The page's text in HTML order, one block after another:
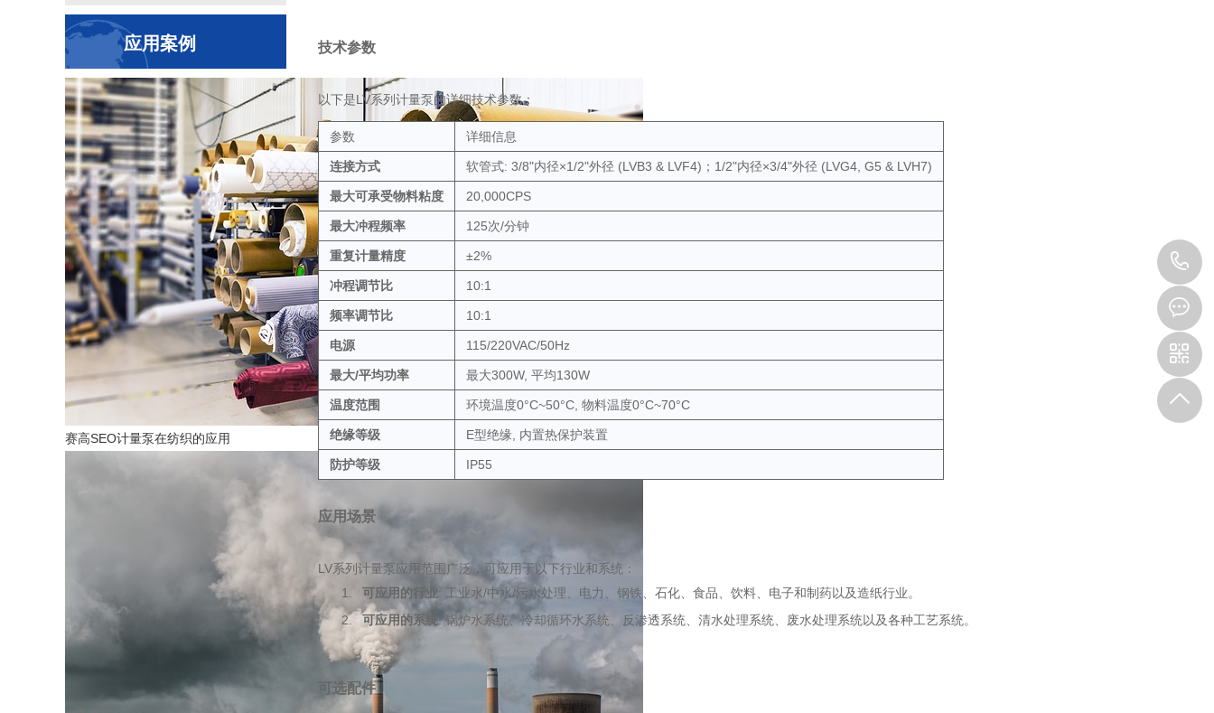
应用案例
赛高SEO计量泵在纺织的应用
技术参数
以下是LV系列计量泵的详细技术参数：
参数 详细信息
连接方式 软管式: 3/8"内径×1/2"外径 (LVB3 & LVF4)；1/2"内径×3/4"外径 (LVG4, G5 & LVH7)
最大可承受物料粘度 20,000CPS
最大冲程频率 125次/分钟
重复计量精度 ±2%
冲程调节比 10:1
频率调节比 10:1
电源 115/220VAC/50Hz
最大/平均功率 最大300W, 平均130W
温度范围 环境温度0°C~50°C, 物料温度0°C~70°C
绝缘等级 E型绝缘, 内置热保护装置
防护等级 IP55
应用场景
LV系列计量泵应用范围广泛，可应用于以下行业和系统：
可应用的行业: 工业水/中水/污水处理、电力、钢铁、石化、食品、饮料、电子和制药以及造纸行业。
可应用的系统: 锅炉水系统、冷却循环水系统、反渗透系统、清水处理系统、废水处理系统以及各种工艺系统。
可选配件